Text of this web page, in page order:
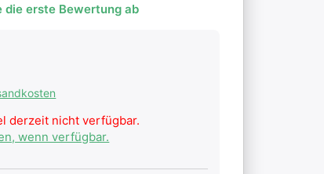
die erste Bewertung ab
derzeit nicht verfügbar.
wenn verfügbar.